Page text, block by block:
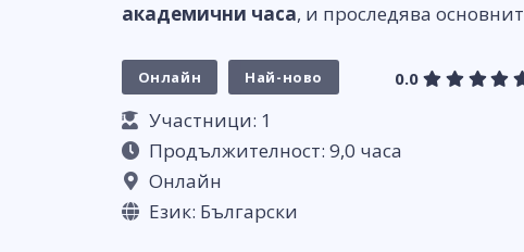
академични часа, и проследява
Онлайн Най-ново 0.0
Участници: 1
Продължителност: 9,0 часа
Онлайн
Език: Български